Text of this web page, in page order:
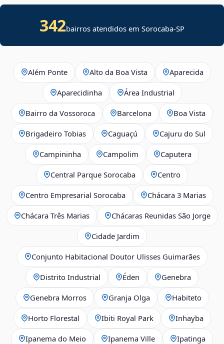
342bairros atendidos em Sorocaba-SP
Além Ponte Alto da Boa Vista Aparecida
Aparecidinha Área Industrial
Bairro da Vossoroca Barcelona Boa Vista
Brigadeiro Tobias Caguaçú Cajuru do Sul
Campininha Campolim Caputera
Central Parque Sorocaba Centro
Centro Empresarial Sorocaba Chácara 3 Marias
Chácara Três Marias Chácaras Reunidas São Jorge
Cidade Jardim
Conjunto Habitacional Doutor Ulisses Guimarães
Distrito Industrial Éden Genebra
Genebra Morros Granja Olga Habiteto
Horto Florestal Ibiti Royal Park Inhayba
Ipanema do Meio Ipanema Ville Ipatinga